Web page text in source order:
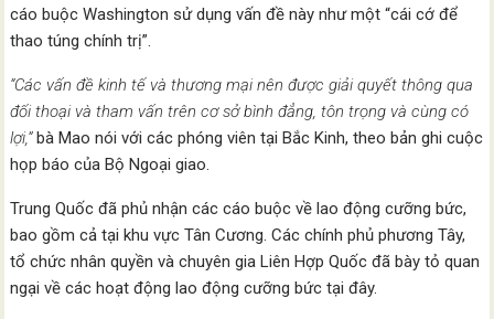
cáo buộc Washington sử dụng vấn đề này như một “cái cớ để
thao túng chính trị”.
“Các vấn đề kinh tế và thương mại nên được giải quyết thông qua
đối thoại và tham vấn trên cơ sở bình đẳng, tôn trọng và cùng có
lợi,”bà Mao nói với các phóng viên tại Bắc Kinh, theo bản ghi cuộc
họp báo của Bộ Ngoại giao.
Trung Quốc đã phủ nhận các cáo buộc về lao động cưỡng bức,
bao gồm cả tại khu vực Tân Cương. Các chính phủ phương Tây,
tổ chức nhân quyền và chuyên gia Liên Hợp Quốc đã bày tỏ quan
ngại về các hoạt động lao động cưỡng bức tại đây.